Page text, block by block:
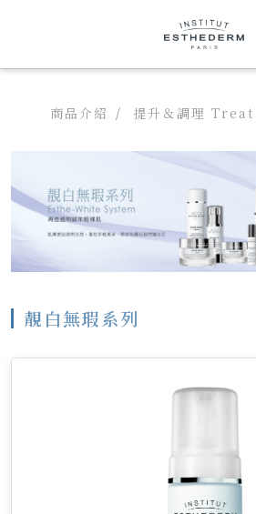
商品介紹 提升＆調理 Treat
靚白無瑕系列